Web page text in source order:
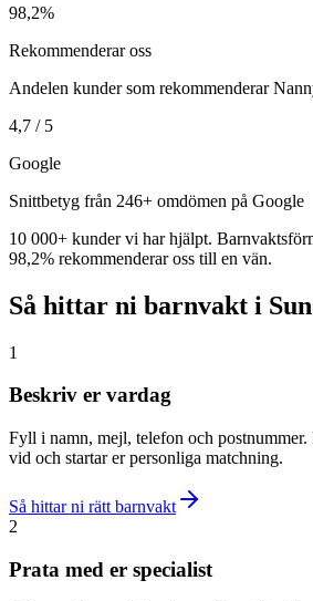
98,2%
Rekommenderar oss
Andelen kunder som rekommenderar
4,7 / 5
Google
Snittbetyg från 246+ omdömen på Google
10 000+ kunder vi har hjälpt.
98,2% rekommenderar oss till en vän.
Så hittar ni barnvakt i
1
Beskriv er vardag
Fyll i namn, mejl, telefon och postnummer.
vid och startar er personliga matchning.
Så hittar ni rätt barnvakt
2
Prata med er specialist